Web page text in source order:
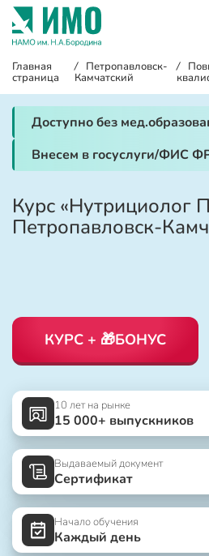
Главная
страница
/ Петропавловск-
Камчатский
/
Доступно без
Внесем в госуслуги/ФИС
Курс «Нутрициолог
Петропавловск-
КУРС + 🎁БОНУС
10 лет на рынке
15 000+ выпускников
Выдаваемый документ
Сертификат
Начало обучения
Каждый день